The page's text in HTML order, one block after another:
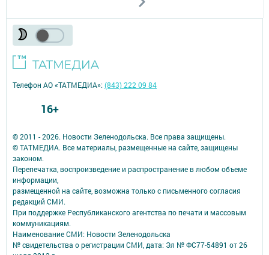
© 2011 - 2026. Новости Зеленодольска. Все права защищены.
© ТАТМЕДИА. Все материалы, размещенные на сайте, защищены
законом.
Перепечатка, воспроизведение и распространение в любом объеме
информации,
размещенной на сайте, возможна только с письменного согласия
редакций СМИ.
При поддержке Республиканского агентства по печати и массовым
коммуникациям.
Наименование СМИ: Новости Зеленодольска
№ свидетельства о регистрации СМИ, дата: Эл № ФС77-54891 от 26
Телефон АО «ТАТМЕДИА»:(843) 222 09 84
16+